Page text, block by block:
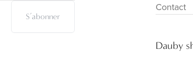
S’abonner
Contact
Dauby